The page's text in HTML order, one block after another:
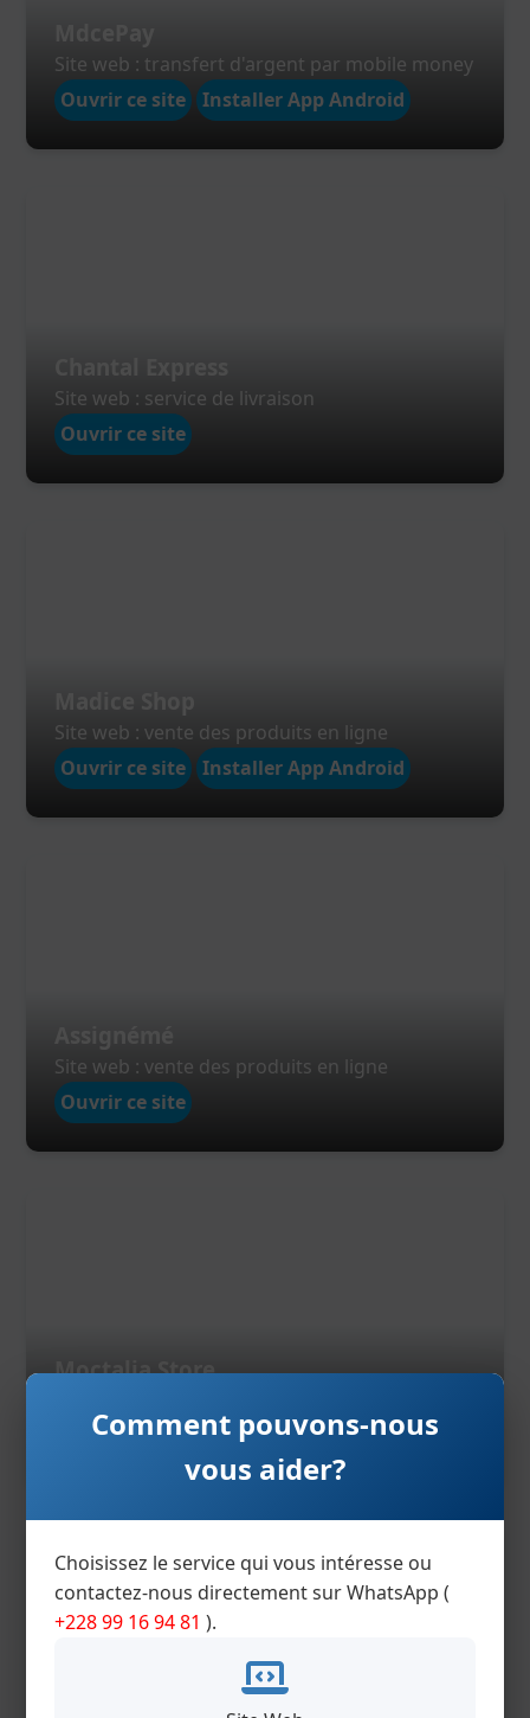
Site web : transfert d'argent par mobile money
Ouvrir ce site
Installer App Android
Site web : service de livraison
Ouvrir ce site
Site web : vente des produits en ligne
Ouvrir ce site
Installer App Android
Site web : vente des produits en ligne
Ouvrir ce site
Moctalia Store
Ouvrir ce site
King Marine Company
Comment pouvons-nous
vous aider?
Choisissez le service qui vous intéresse ou
contactez-nous directement sur WhatsApp (
+228 99 16 94 81 ).